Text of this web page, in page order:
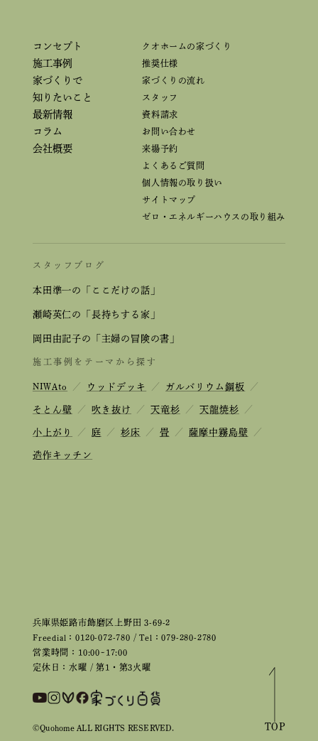
兵庫県姫路市飾磨区上野田 3-69-2
Freedial：0120-072-780 / Tel：079-280-2780
営業時間：10:00~17:00
定休日：水曜 / 第1・第3火曜
コンセプト
施工事例
家づくりで
知りたいこと
最新情報
コラム
会社概要
クオホームの家づくり
推奨仕様
家づくりの流れ
スタッフ
資料請求
お問い合わせ
来場予約
よくあるご質問
個人情報の取り扱い
サイトマップ
ゼロ・エネルギーハウスの取り組み
スタッフブログ
本田準一の「ここだけの話」
瀬崎英仁の「長持ちする家」
岡田由記子の「主婦の冒険の書」
施工事例をテーマから探す
NIWAto ／ ウッドデッキ ／ ガルバリウム鋼板 ／
そとん壁 ／ 吹き抜け ／ 天竜杉 ／ 天龍焼杉 ／
小上がり ／ 庭 ／ 杉床 ／ 畳 ／ 薩摩中霧島壁 ／
造作キッチン
©Quohome ALL RIGHTS RESERVED. TOP